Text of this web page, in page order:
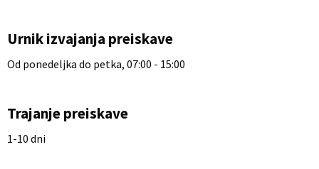
Urnik izvajanja preiskave
Od ponedeljka do petka, 07:00 - 15:00
Trajanje preiskave
1-10 dni